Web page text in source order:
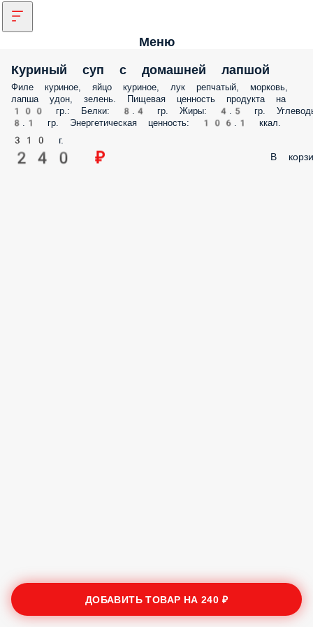
Меню
Куриный суп с домашней лапшой
Филе куриное, яйцо куриное, лук репчатый, морковь,
лапша удон, зелень. Пищевая ценность продукта на
100 гр.: Белки: 8.4 гр. Жиры: 4.5 гр.
8.1 гр. Энергетическая ценность: 106.1 ккал.
310 г.
240 ₽ В
ДОБАВИТЬ ТОВАР НА240 ₽